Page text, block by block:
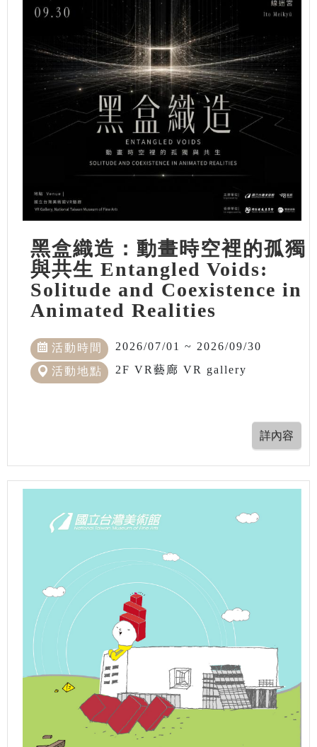
黑盒織造：動畫時空裡的孤獨
與共生 Entangled Voids:
Solitude and Coexistence in
Animated Realities
活動時間 2026/07/01 ~ 2026/09/30
活動地點 2F VR藝廊 VR gallery